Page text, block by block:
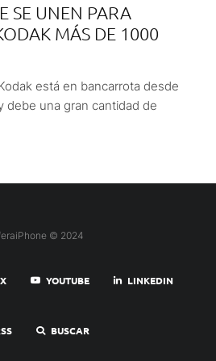
SE UNEN PARA
MÁS DE 1000
está en bancarrota desde
debe una gran cantidad de
© 2024
X YOUTUBE LINKEDIN
BUSCAR